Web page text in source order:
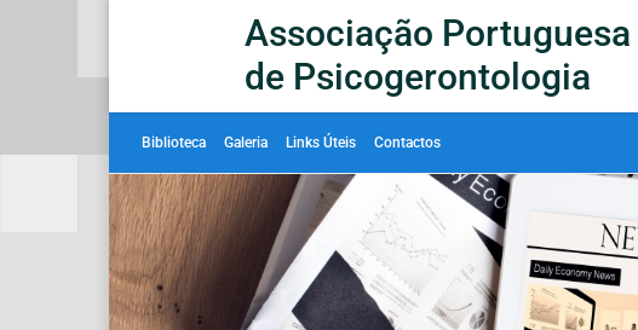
Associação Portuguesa
de Psicogerontologia
Biblioteca Galeria Links Úteis Contactos